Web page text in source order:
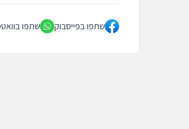
שתפו בפייסבוק שתפו